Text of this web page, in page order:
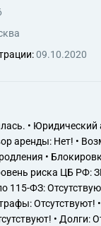
09.10.2020
•
аренды: Нет! •
•
риска ЦБ РФ:
115-ФЗ:
Отсутствуют!
• Долги: